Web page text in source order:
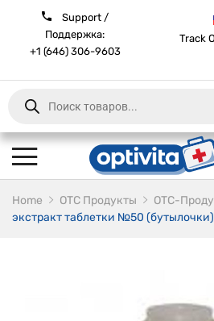
Support /
Поддержка:
+1 (646) 306-9603
Track
Products
search
Home ОТС Продукты OTC-
экстракт таблетки №50 (бутылочки)